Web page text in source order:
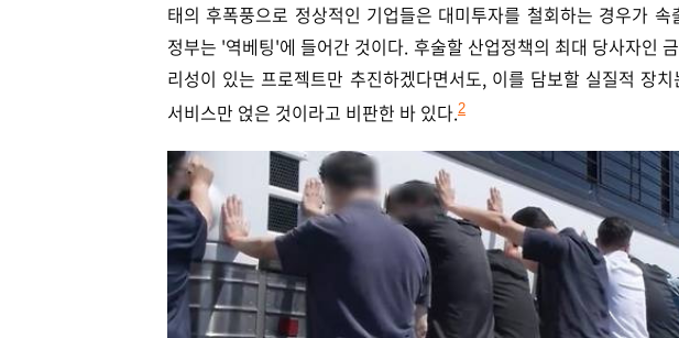
태의 후폭풍으로 정상적인 기업들은 대미투자를 철회하는 경우가 속
정부는 '역베팅'에 들어간 것이다. 후술할 산업정책의 최대 당사자인
리성이 있는 프로젝트만 추진하겠다면서도, 이를 담보할 실질적 장
서비스만 얹은 것이라고 비판한 바 있다.2